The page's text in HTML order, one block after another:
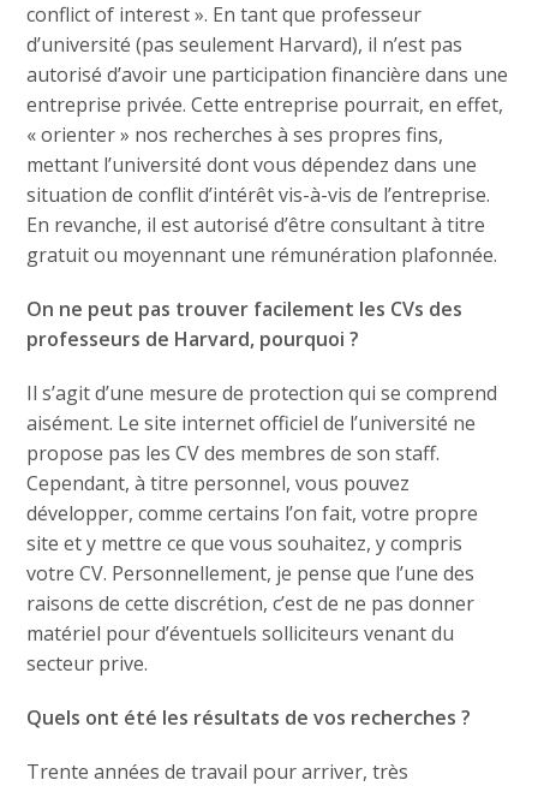
conflict of interest ». En tant que professeur
d’université (pas seulement Harvard), il n’est pas
autorisé d’avoir une participation financière dans une
entreprise privée. Cette entreprise pourrait, en effet,
« orienter » nos recherches à ses propres fins,
mettant l’université dont vous dépendez dans une
situation de conflit d’intérêt vis-à-vis de l’entreprise.
En revanche, il est autorisé d’être consultant à titre
gratuit ou moyennant une rémunération plafonnée.
On ne peut pas trouver facilement les CVs des
professeurs de Harvard, pourquoi ?
Il s’agit d’une mesure de protection qui se comprend
aisément. Le site internet officiel de l’université ne
propose pas les CV des membres de son staff.
Cependant, à titre personnel, vous pouvez
développer, comme certains l’on fait, votre propre
site et y mettre ce que vous souhaitez, y compris
votre CV. Personnellement, je pense que l’une des
raisons de cette discrétion, c’est de ne pas donner
matériel pour d’éventuels solliciteurs venant du
secteur prive.
Quels ont été les résultats de vos recherches ?
Trente années de travail pour arriver, très